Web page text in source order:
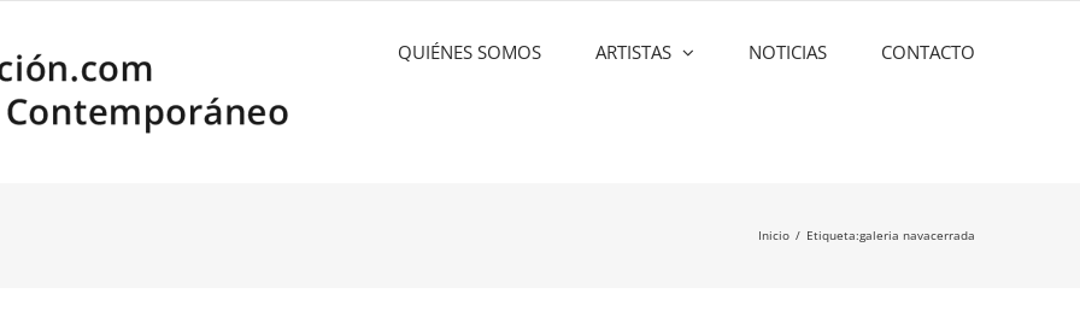
QUIÉNES SOMOS ARTISTAS NOTICIAS CONTACTO
Inicio Etiqueta:galeria navacerrada